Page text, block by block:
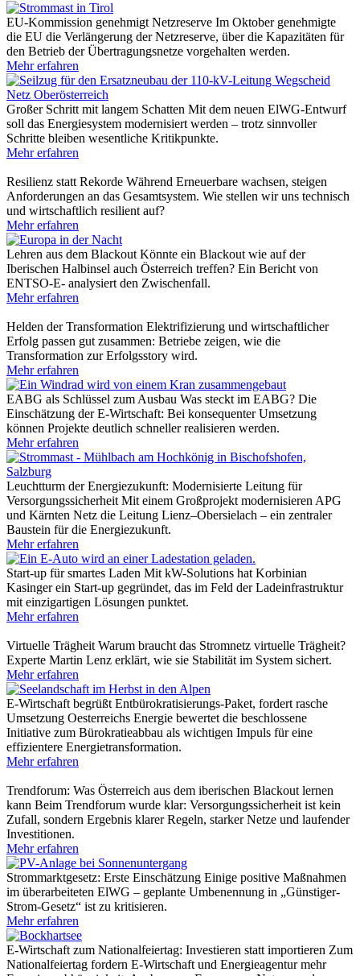
EU-Kommission genehmigt Netzreserve Im Oktober genehmigte
die EU die Verlängerung der Netzreserve, über die Kapazitäten für
den Betrieb der Übertragungsnetze vorgehalten werden.
Mehr erfahren
Großer Schritt mit langem Schatten Mit dem neuen ElWG-Entwurf
soll das Energiesystem modernisiert werden – trotz sinnvoller
Schritte bleiben wesentliche Kritikpunkte.
Mehr erfahren
Resilienz statt Rekorde Während Erneuerbare wachsen, steigen
Anforderungen an das Gesamtsystem. Wie stellen wir uns technisch
und wirtschaftlich resilient auf?
Mehr erfahren
Lehren aus dem Blackout Könnte ein Blackout wie auf der
Iberischen Halbinsel auch Österreich treffen? Ein Bericht von
ENTSO-E- analysiert den Zwischenfall.
Mehr erfahren
Helden der Transformation Elektrifizierung und wirtschaftlicher
Erfolg passen gut zusammen: Betriebe zeigen, wie die
Transformation zur Erfolgsstory wird.
Mehr erfahren
EABG als Schlüssel zum Ausbau Was steckt im EABG? Die
Einschätzung der E-Wirtschaft: Bei konsequenter Umsetzung
können Projekte deutlich schneller realisieren werden.
Mehr erfahren
Leuchtturm der Energiezukunft: Modernisierte Leitung für
Versorgungssicherheit Mit einem Großprojekt modernisieren APG
und Kärnten Netz die Leitung Lienz–Obersielach – ein zentraler
Baustein für die Energiezukunft.
Mehr erfahren
Start-up für smartes Laden Mit kW-Solutions hat Korbinian
Kasinger ein Start-up gegründet, das im Feld der Ladeinfrastruktur
mit einzigartigen Lösungen punktet.
Mehr erfahren
Virtuelle Trägheit Warum braucht das Stromnetz virtuelle Trägheit?
Experte Martin Lenz erklärt, wie sie Stabilität im System sichert.
Mehr erfahren
E-Wirtschaft begrüßt Entbürokratisierungs-Paket, fordert rasche
Umsetzung Oesterreichs Energie bewertet die beschlossene
Initiative zum Bürokratieabbau als wichtigen Impuls für eine
effizientere Energietransformation.
Mehr erfahren
Trendforum: Was Österreich aus dem iberischen Blackout lernen
kann Beim Trendforum wurde klar: Versorgungssicherheit ist kein
Zufall, sondern Ergebnis klarer Regeln, starker Netze und laufender
Investitionen.
Mehr erfahren
Strommarktgesetz: Erste Einschätzung Einige positive Maßnahmen
im überarbeiteten ElWG – geplante Umbenennung in „Günstiger-
Strom-Gesetz“ ist zu kritisieren.
Mehr erfahren
E-Wirtschaft zum Nationalfeiertag: Investieren statt importieren Zum
Nationalfeiertag fordern E-Wirtschaft und Energieagentur mehr